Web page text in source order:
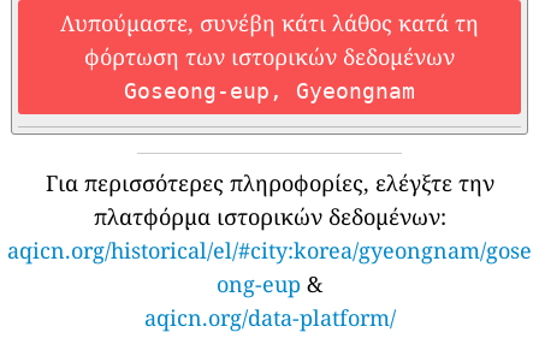
Λυπούμαστε, συνέβη κάτι λάθος κατά τη
φόρτωση των ιστορικών δεδομένων
Goseong-eup, Gyeongnam
Για περισσότερες πληροφορίες, ελέγξτε την
πλατφόρμα ιστορικών δεδομένων:
aqicn.org/historical/el/#city:korea/gyeongnam/gose
ong-eup &
aqicn.org/data-platform/